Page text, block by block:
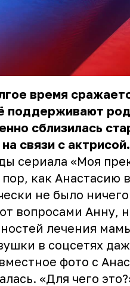
время
поддерживают
сблизилась
связи с актрисой.
сериала «Моя
как Анастасию
не было ничего
вопросами Анну,
лечения
в соцсетях
фото с
«Для чего